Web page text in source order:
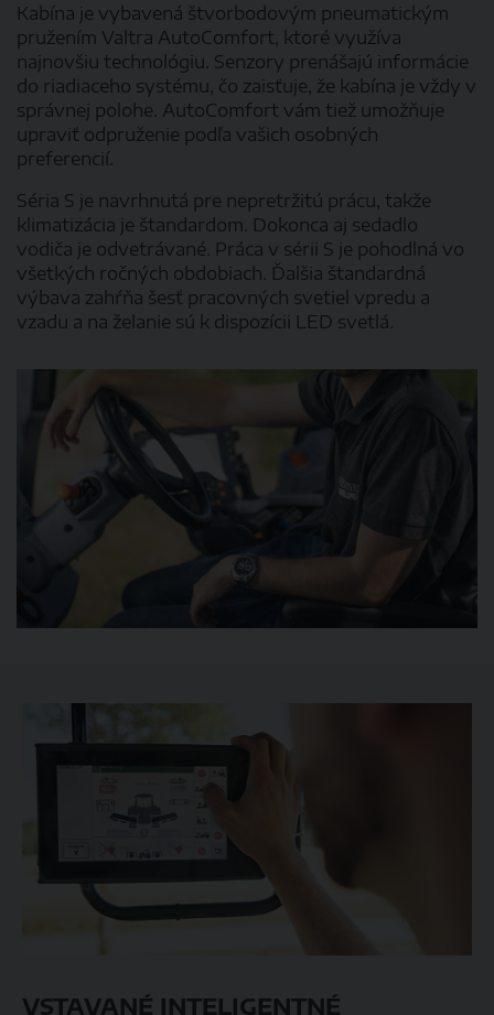
Kabína je vybavená štvorbodovým pneumatickým
pružením Valtra AutoComfort, ktoré využíva
najnovšiu technológiu. Senzory prenášajú informácie
do riadiaceho systému, čo zaisťuje, že kabína je vždy v
správnej polohe. AutoComfort vám tiež umožňuje
upraviť odpruženie podľa vašich osobných
preferencií.
Séria S je navrhnutá pre nepretržitú prácu, takže
klimatizácia je štandardom. Dokonca aj sedadlo
vodiča je odvetrávané. Práca v sérii S je pohodlná vo
všetkých ročných obdobiach. Ďalšia štandardná
výbava zahŕňa šesť pracovných svetiel vpredu a
vzadu a na želanie sú k dispozícii LED svetlá.
VSTAVANÉ INTELIGENTNÉ